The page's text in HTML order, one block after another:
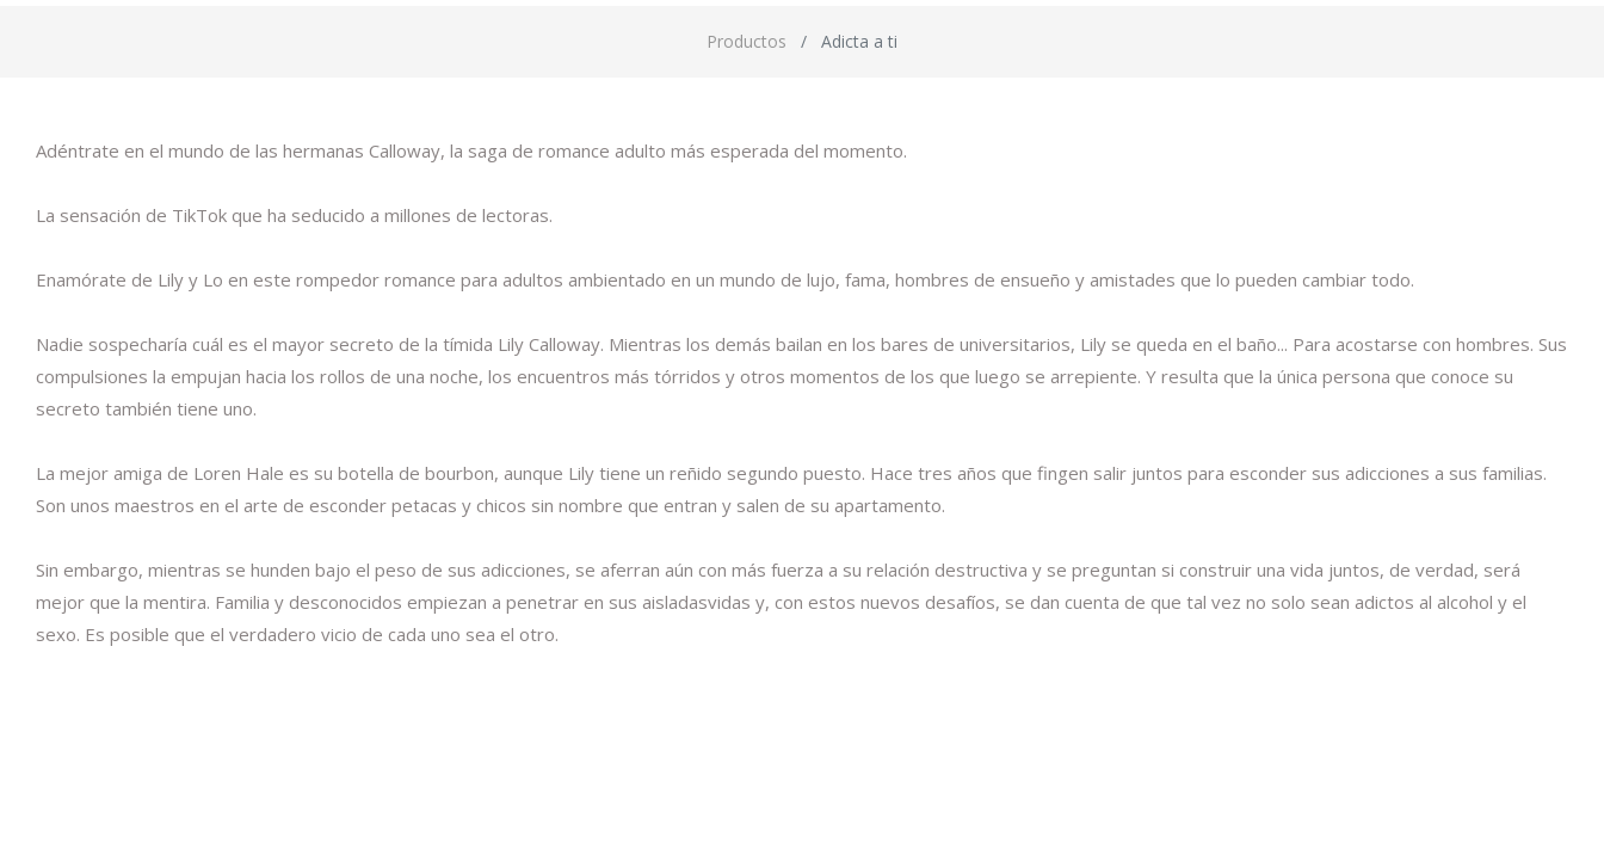
Productos Adicta a ti
Adéntrate en el mundo de las hermanas Calloway, la saga de romance adulto más esperada del momento.
La sensación de TikTok que ha seducido a millones de lectoras.
Enamórate de Lily y Lo en este rompedor romance para adultos ambientado en un mundo de lujo, fama, hombres de ensueño y amistades que lo pueden cambiar todo.
Nadie sospecharía cuál es el mayor secreto de la tímida Lily Calloway. Mientras los demás bailan en los bares de universitarios, Lily se queda en el baño... Para acostarse con hombres. Sus
compulsiones la empujan hacia los rollos de una noche, los encuentros más tórridos y otros momentos de los que luego se arrepiente. Y resulta que la única persona que conoce su
secreto también tiene uno.
La mejor amiga de Loren Hale es su botella de bourbon, aunque Lily tiene un reñido segundo puesto. Hace tres años que fingen salir juntos para esconder sus adicciones a sus familias.
Son unos maestros en el arte de esconder petacas y chicos sin nombre que entran y salen de su apartamento.
Sin embargo, mientras se hunden bajo el peso de sus adicciones, se aferran aún con más fuerza a su relación destructiva y se preguntan si construir una vida juntos, de verdad, será
mejor que la mentira. Familia y desconocidos empiezan a penetrar en sus aisladasvidas y, con estos nuevos desafíos, se dan cuenta de que tal vez no solo sean adictos al alcohol y el
sexo. Es posible que el verdadero vicio de cada uno sea el otro.